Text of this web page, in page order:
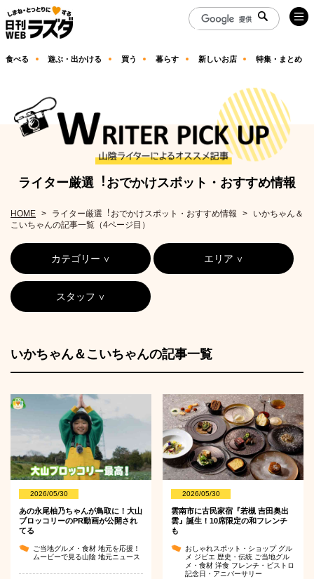
食べる 遊ぶ・出かける 買う 暮らす 新しいお店 特集・まとめ
ライター厳選︕おでかけスポット・おすすめ情報
HOME ライター厳選︕おでかけスポット・おすすめ情報
いかちゃん＆
こいちゃんの記事一覧（4ページ目）
カテゴリー エリア
スタッフ
いかちゃん＆こいちゃんの記事一覧
2026/05/30
あの永尾柚乃ちゃんが鳥取に！大山
ブロッコリーのPR動画が公開され
てる
ご当地グルメ・食材 地元を応援！
ムービーで見る山陰 地元ニュース
2026/05/30
雲南市に古民家宿『若槻 吉田奥出
雲』誕生！10席限定の和フレンチ
も
おしゃれスポット・ショップ グル
メ ジビエ 歴史・伝統 ご当地グル
メ・食材洋食 フレンチ・ビストロ
記念日・アニバーサリー